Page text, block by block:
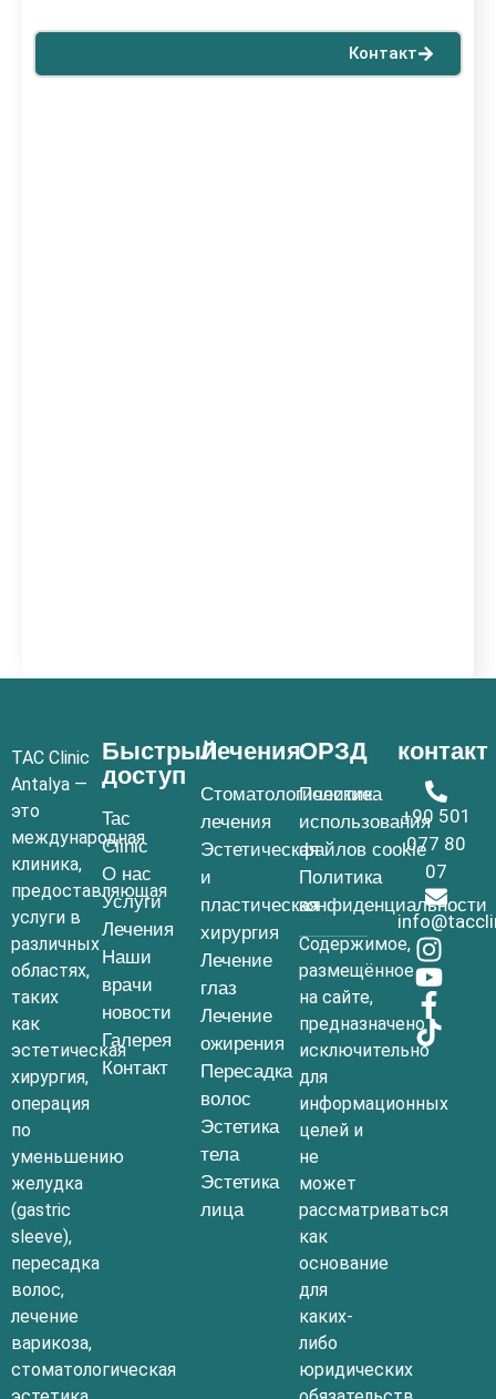
Контакт
TAC Clinic
Antalya —
это
международная
клиника,
предоставляющая
услуги в
различных
областях,
таких
как
эстетическая
хирургия,
операция
по
уменьшению
желудка
(gastric
sleeve),
пересадка
волос,
лечение
варикоза,
стоматологическая
Быстрый
доступ
Tac
Clinic
О нас
Услуги
Лечения
Наши
врачи
новости
Галерея
Контакт
Лечения
Стоматологические
лечения
Эстетическая
и
пластическая
хирургия
Лечение
глаз
Лечение
ожирения
Пересадка
волос
Эстетика
тела
Эстетика
лица
ОРЗД
Политика
использования
файлов cookie
Политика
конфиденциальности
Содержимое,
размещённое
на сайте,
предназначено
исключительно
для
информационных
целей и
не
может
рассматриваться
как
основание
для
каких-
либо
юридических
контакт
+90 501
077 80
07